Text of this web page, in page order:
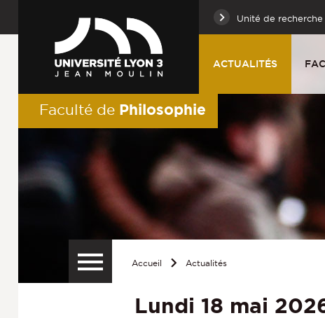
Unité de
ACTUALITÉS
Faculté de Philosophie
Accueil Actualités
Lundi 18 mai